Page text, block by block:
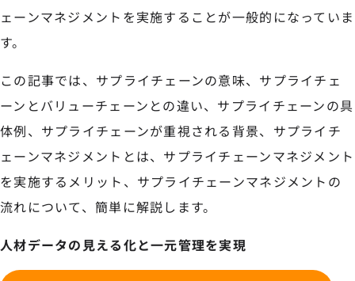
ェーンマネジメントを実施することが一般的になっていま
す。
この記事では、サプライチェーンの意味、サプライチェ
ーンとバリューチェーンとの違い、サプライチェーンの具
体例、サプライチェーンが重視される背景、サプライチ
ェーンマネジメントとは、サプライチェーンマネジメント
を実施するメリット、サプライチェーンマネジメントの
流れについて、簡単に解説します。
人材データの見える化と一元管理を実現